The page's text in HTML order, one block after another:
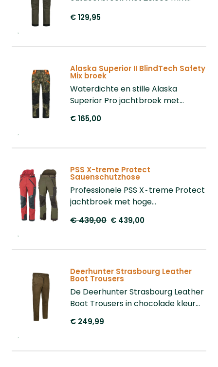
membraan voor ultiem comfort en
€ 129,95
Alaska Superior II BlindTech Safety
Mix broek
Waterdichte en stille Alaska
Superior Pro jachtbroek met
membraan en extra versteviging.
€ 165,00
PSS X-treme Protect
Sauenschutzhose
Professionele PSS X‑treme Protect
jachtbroek met hoge
waterdicht, ademend en elastisch
€ 439,00 € 439,00
Deerhunter Strasbourg Leather
Boot Trousers
De Deerhunter Strasbourg Leather
Boot Trousers in chocolade kleur
jacht of outdoor, gemaakt van 100%
praktische zakken inclusief mes
€ 249,99